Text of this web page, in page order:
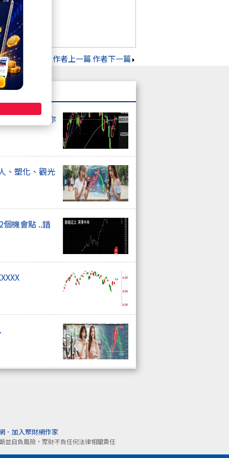
作者上一篇作者下一篇
農數據再給你
、塑化、觀光
機會點 ..錯
． 加入聚財網作家
並自負風險，聚財不負任何法律相關責任